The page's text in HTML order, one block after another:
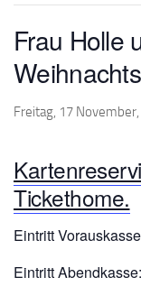
Frau Holle
Freitag, 17
Tickethome.
Eintritt
Eintritt